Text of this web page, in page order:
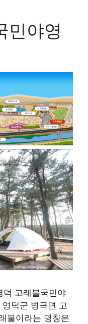
민야영
덕 고래불국민야
덕군 병곡면 고
불이라는 명칭은